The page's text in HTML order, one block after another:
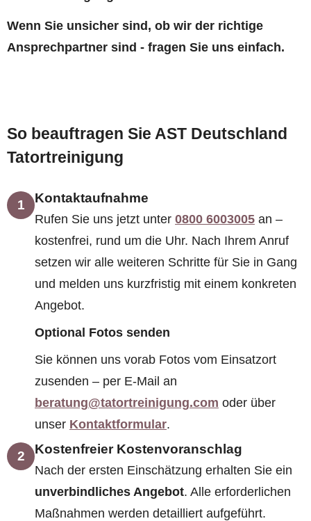
Wenn Sie unsicher sind, ob wir der richtige
Ansprechpartner sind - fragen Sie uns einfach.
So beauftragen Sie AST Deutschland
Tatortreinigung
1 Kontaktaufnahme
Rufen Sie uns jetzt unter 0800 6003005 an –
kostenfrei, rund um die Uhr. Nach Ihrem Anruf
setzen wir alle weiteren Schritte für Sie in Gang
und melden uns kurzfristig mit einem konkreten
Angebot.
Optional Fotos senden
Sie können uns vorab Fotos vom Einsatzort
zusenden – per E-Mail an
beratung@tatortreinigung.com oder über
unser Kontaktformular.
2 Kostenfreier Kostenvoranschlag
Nach der ersten Einschätzung erhalten Sie ein
unverbindliches Angebot. Alle erforderlichen
Maßnahmen werden detailliert aufgeführt.